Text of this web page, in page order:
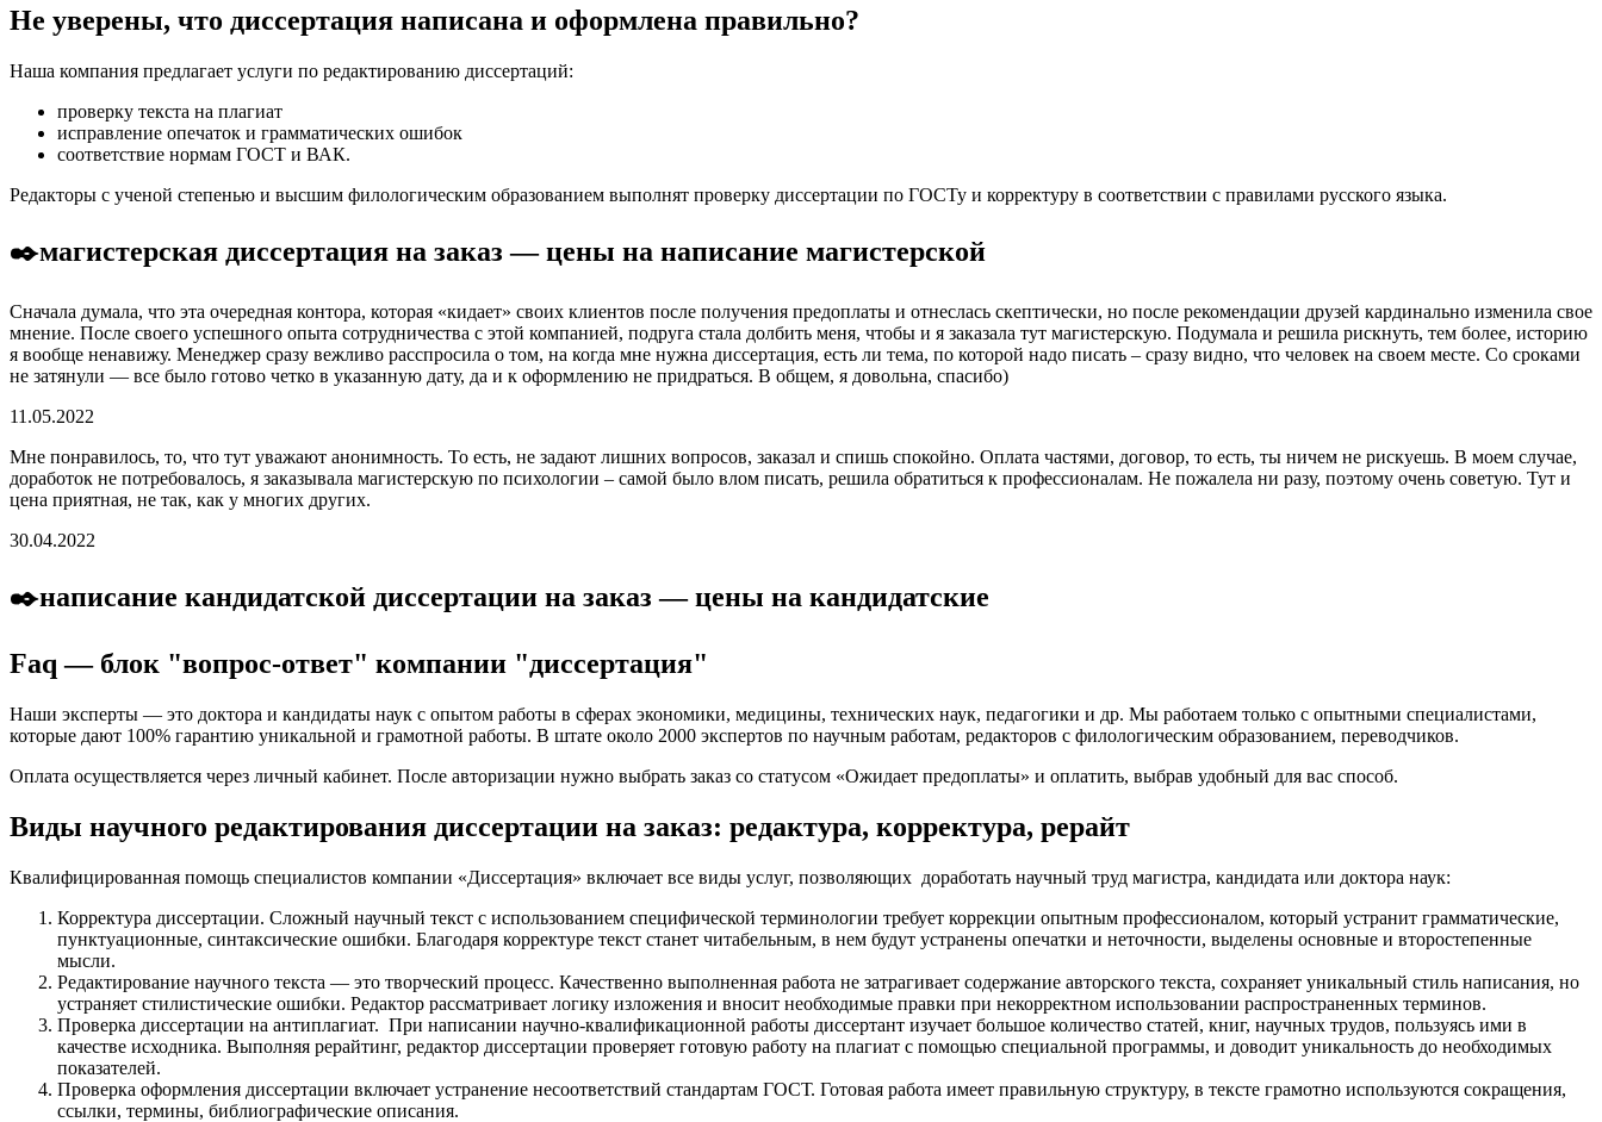
Не уверены, что диссертация написана и оформлена правильно?
Наша компания предлагает услуги по редактированию диссертаций:
проверку текста на плагиат
исправление опечаток и грамматических ошибок
соответствие нормам ГОСТ и ВАК.
Редакторы с ученой степенью и высшим филологическим образованием выполнят проверку диссертации по ГОСТу и корректуру в соответствии с правилами русского языка.
✒️магистерская диссертация на заказ — цены на написание магистерской
Сначала думала, что эта очередная контора, которая «кидает» своих клиентов после получения предоплаты и отнеслась скептически, но после рекомендации друзей кардинально изменила свое
мнение. После своего успешного опыта сотрудничества с этой компанией, подруга стала долбить меня, чтобы и я заказала тут магистерскую. Подумала и решила рискнуть, тем более, историю
я вообще ненавижу. Менеджер сразу вежливо расспросила о том, на когда мне нужна диссертация, есть ли тема, по которой надо писать – сразу видно, что человек на своем месте. Со сроками
не затянули — все было готово четко в указанную дату, да и к оформлению не придраться. В общем, я довольна, спасибо)
11.05.2022
Мне понравилось, то, что тут уважают анонимность. То есть, не задают лишних вопросов, заказал и спишь спокойно. Оплата частями, договор, то есть, ты ничем не рискуешь. В моем случае,
доработок не потребовалось, я заказывала магистерскую по психологии – самой было влом писать, решила обратиться к профессионалам. Не пожалела ни разу, поэтому очень советую. Тут и
цена приятная, не так, как у многих других.
30.04.2022
✒️написание кандидатской диссертации на заказ — цены на кандидатские
Faq — блок "вопрос-ответ" компании "диссертация"
Наши эксперты — это доктора и кандидаты наук с опытом работы в сферах экономики, медицины, технических наук, педагогики и др. Мы работаем только с опытными специалистами,
которые дают 100% гарантию уникальной и грамотной работы. В штате около 2000 экспертов по научным работам, редакторов с филологическим образованием, переводчиков.
Оплата осуществляется через личный кабинет. После авторизации нужно выбрать заказ со статусом «Ожидает предоплаты» и оплатить, выбрав удобный для вас способ.
Виды научного редактирования диссертации на заказ: редактура, корректура, рерайт
Квалифицированная помощь специалистов компании «Диссертация» включает все виды услуг, позволяющих доработать научный труд магистра, кандидата или доктора наук:
Корректура диссертации. Сложный научный текст с использованием специфической терминологии требует коррекции опытным профессионалом, который устранит грамматические,
пунктуационные, синтаксические ошибки. Благодаря корректуре текст станет читабельным, в нем будут устранены опечатки и неточности, выделены основные и второстепенные
мысли.
Редактирование научного текста — это творческий процесс. Качественно выполненная работа не затрагивает содержание авторского текста, сохраняет уникальный стиль написания, но
устраняет стилистические ошибки. Редактор рассматривает логику изложения и вносит необходимые правки при некорректном использовании распространенных терминов.
Проверка диссертации на антиплагиат. При написании научно-квалификационной работы диссертант изучает большое количество статей, книг, научных трудов, пользуясь ими в
качестве исходника. Выполняя рерайтинг, редактор диссертации проверяет готовую работу на плагиат с помощью специальной программы, и доводит уникальность до необходимых
показателей.
Проверка оформления диссертации включает устранение несоответствий стандартам ГОСТ. Готовая работа имеет правильную структуру, в тексте грамотно используются сокращения,
ссылки, термины, библиографические описания.